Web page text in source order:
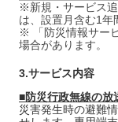
※新規・サービス
は、設置月含む1年
※ 「防災情報サー
場合があります。
3.サービス内容
■防災行政無線の放
災害発生時の避難